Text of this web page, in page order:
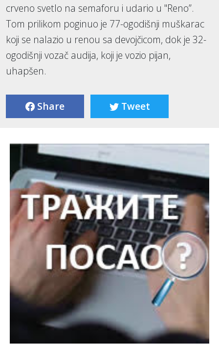
crveno svetlo na semaforu i udario u "Reno”.
Tom prilikom poginuo je 77-ogodišnji muškarac
koji se nalazio u renou sa devojčicom, dok je 32-
ogodišnji vozač audija, koji je vozio pijan,
uhapšen.
Share Tweet